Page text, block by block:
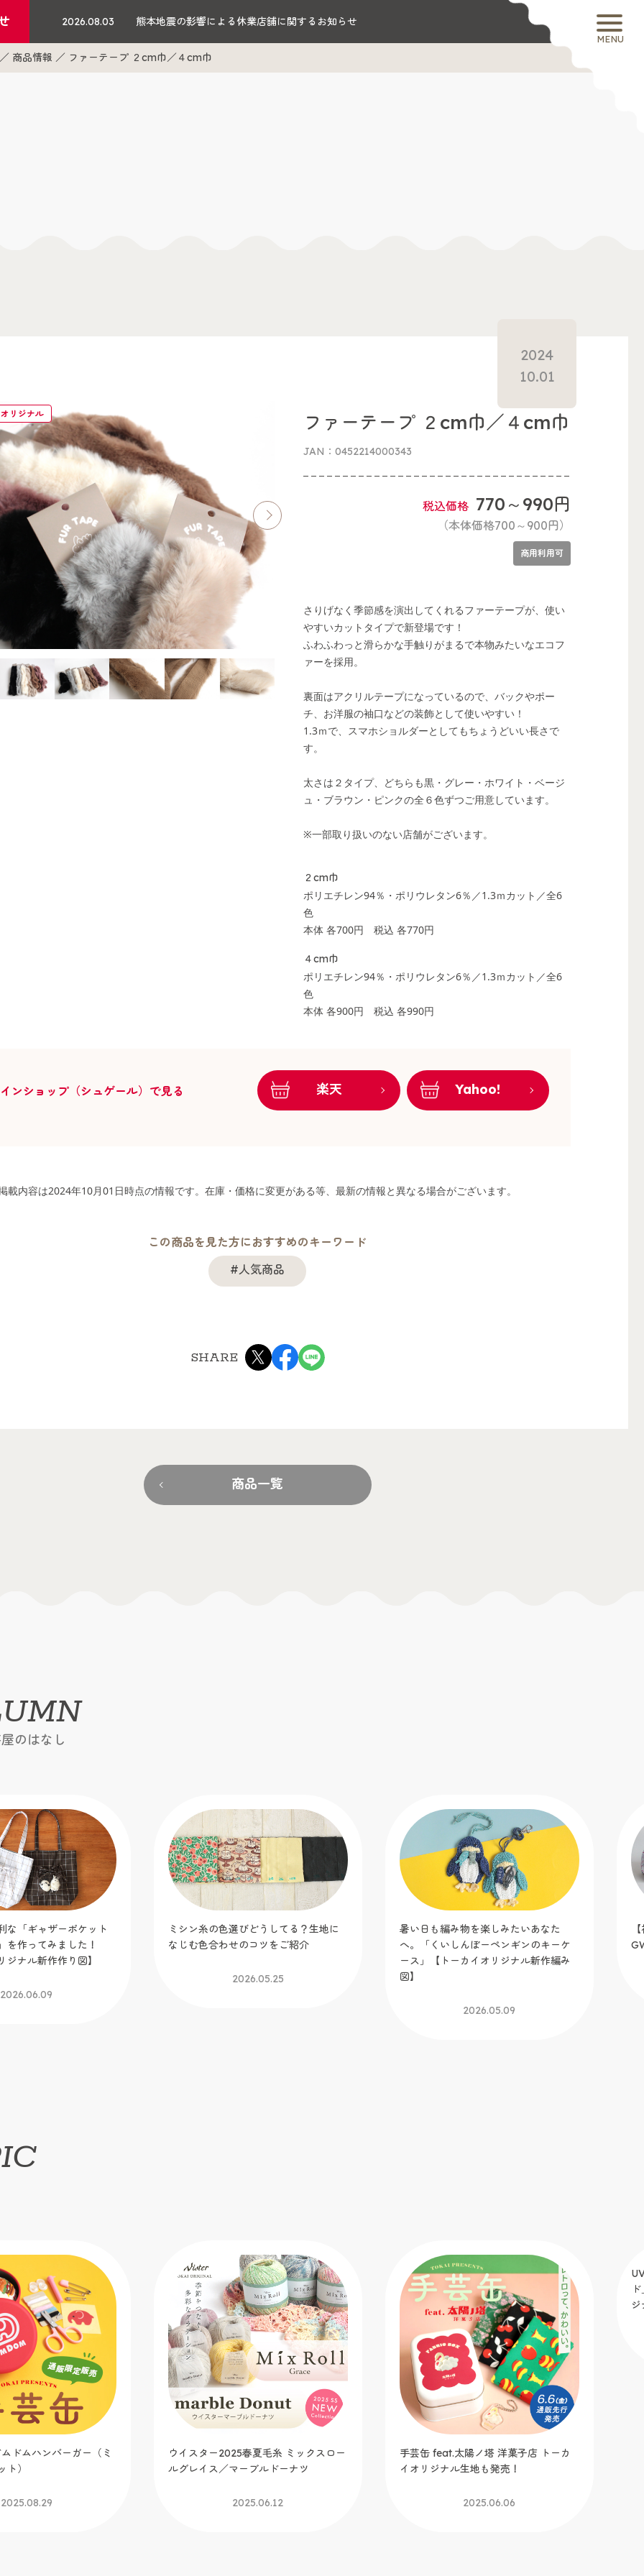
MENU
2026.08.03 熊本地震の影響による休業店舗に関するお知らせ
商品情報 ファーテープ ２cm巾／４cm巾
ファーテープ ２cm巾／４cm巾
JAN：0452214000343
2024
10.01
リジナル
税込価格 770～990円
（本体価格700～900円）
商用利用可
さりげなく季節感を演出してくれるファーテープが、使い
やすいカットタイプで新登場です！
ふわふわっと滑らかな手触りがまるで本物みたいなエコフ
ァーを採用。
裏面はアクリルテープになっているので、バックやポー
チ、お洋服の袖口などの装飾として使いやすい！
1.3ｍで、スマホショルダーとしてもちょうどいい長さで
す。
太さは２タイプ、どちらも黒・グレー・ホワイト・ベージ
ュ・ブラウン・ピンクの全６色ずつご用意しています。
※一部取り扱いのない店舗がございます。
２cm巾
ポリエチレン94％・ポリウレタン6％／1.3ｍカット／全6
色
本体 各700円 税込 各770円
４cm巾
ポリエチレン94％・ポリウレタン6％／1.3ｍカット／全6
色
本体 各900円 税込 各990円
ンショップ（シュゲール）で見る 楽天 Yahoo!
載内容は2024年10月01日時点の情報です。在庫・価格に変更がある等、最新の情報と異なる場合がございます。
この商品を見た方におすすめのキーワード
#人気商品
SHARE
商品一覧
のはなし
な「ギャザーポケット
を作ってみました！
ジナル新作作り図】
2026.06.09
ミシン糸の色選びどうしてる？生地に
なじむ色合わせのコツをご紹介
2026.05.25
暑い日も編み物を楽しみたいあなた
へ。「くいしんぼーペンギンのキーケ
ース」【トーカイオリジナル新作編み
図】
2026.05.09
ドムハンバーガー（ミ
）
2025.08.29
ウイスター2025春夏毛糸 ミックスロー
ルグレイス／マーブルドーナツ
2025.06.12
手芸缶 feat.太陽ノ塔 洋菓子店 トーカ
イオリジナル生地も発売！
2025.06.06